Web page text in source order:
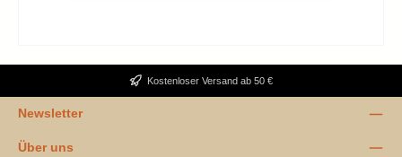
Kostenloser Versand ab 50 €
Newsletter
Über uns